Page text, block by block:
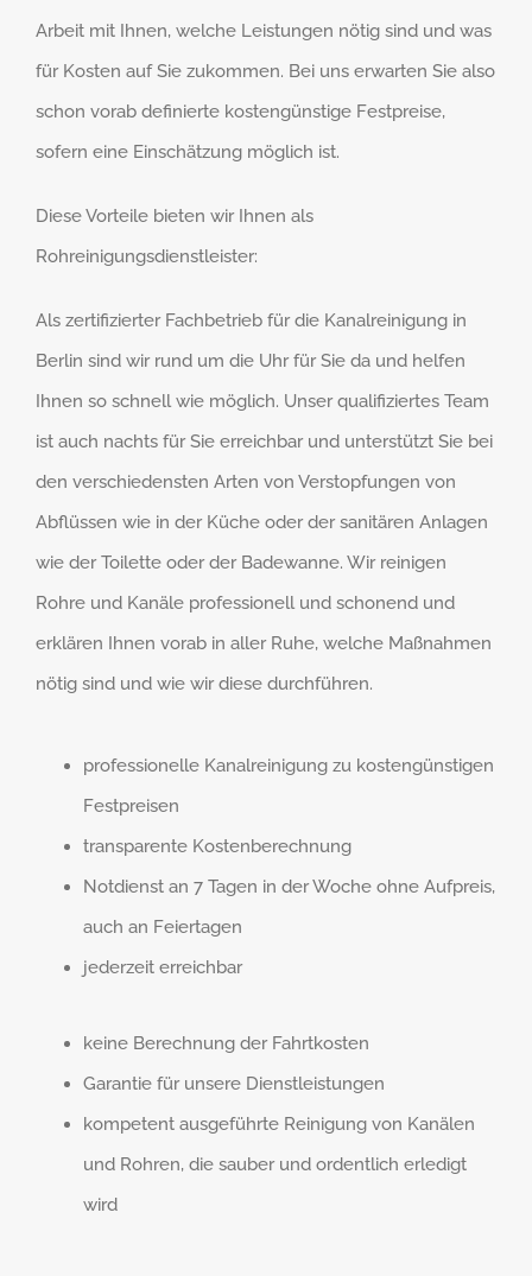
Arbeit mit Ihnen, welche Leistungen nötig sind und was
für Kosten auf Sie zukommen. Bei uns erwarten Sie also
schon vorab definierte kostengünstige Festpreise,
sofern eine Einschätzung möglich ist.
Diese Vorteile bieten wir Ihnen als
Rohreinigungsdienstleister:
Als zertifizierter Fachbetrieb für die Kanalreinigung in
Berlin sind wir rund um die Uhr für Sie da und helfen
Ihnen so schnell wie möglich. Unser qualifiziertes Team
ist auch nachts für Sie erreichbar und unterstützt Sie bei
den verschiedensten Arten von Verstopfungen von
Abflüssen wie in der Küche oder der sanitären Anlagen
wie der Toilette oder der Badewanne. Wir reinigen
Rohre und Kanäle professionell und schonend und
erklären Ihnen vorab in aller Ruhe, welche Maßnahmen
nötig sind und wie wir diese durchführen.
professionelle Kanalreinigung zu kostengünstigen
Festpreisen
transparente Kostenberechnung
Notdienst an 7 Tagen in der Woche ohne Aufpreis,
auch an Feiertagen
jederzeit erreichbar
keine Berechnung der Fahrtkosten
Garantie für unsere Dienstleistungen
kompetent ausgeführte Reinigung von Kanälen
und Rohren, die sauber und ordentlich erledigt
wird